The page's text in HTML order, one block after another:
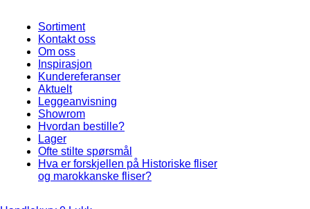
Sortiment
Kontakt oss
Om oss
Inspirasjon
Kundereferanser
Aktuelt
Leggeanvisning
Showrom
Hvordan bestille?
Lager
Ofte stilte spørsmål
Hva er forskjellen på Historiske fliser
og marokkanske fliser?